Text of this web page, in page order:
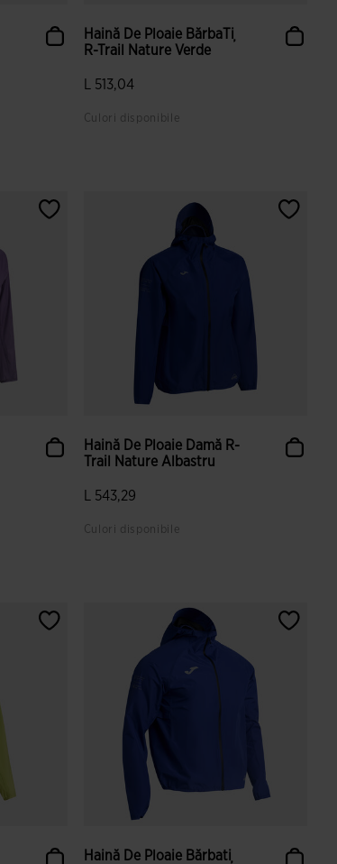
Haină De Ploaie BărbaȚi
R-Trail Nature Verde
L 513,04
Culori disponibile
Haină De Ploaie Damă R-
Trail Nature Albastru
L 543,29
Culori disponibile
Haină De Ploaie Bărbați